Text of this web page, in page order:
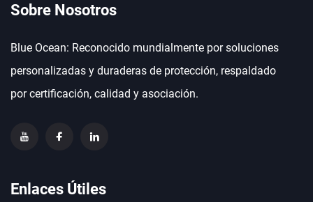
Sobre Nosotros
Blue Ocean: Reconocido mundialmente por soluciones
personalizadas y duraderas de protección, respaldado
por certificación, calidad y asociación.
Enlaces Útiles